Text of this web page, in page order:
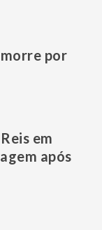
por
em
após